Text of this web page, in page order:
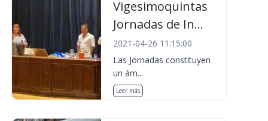
Vigesimoquintas
Jornadas de In...
2021-04-26 11:15:00
Las Jornadas constituyen
un ám...
Leer más